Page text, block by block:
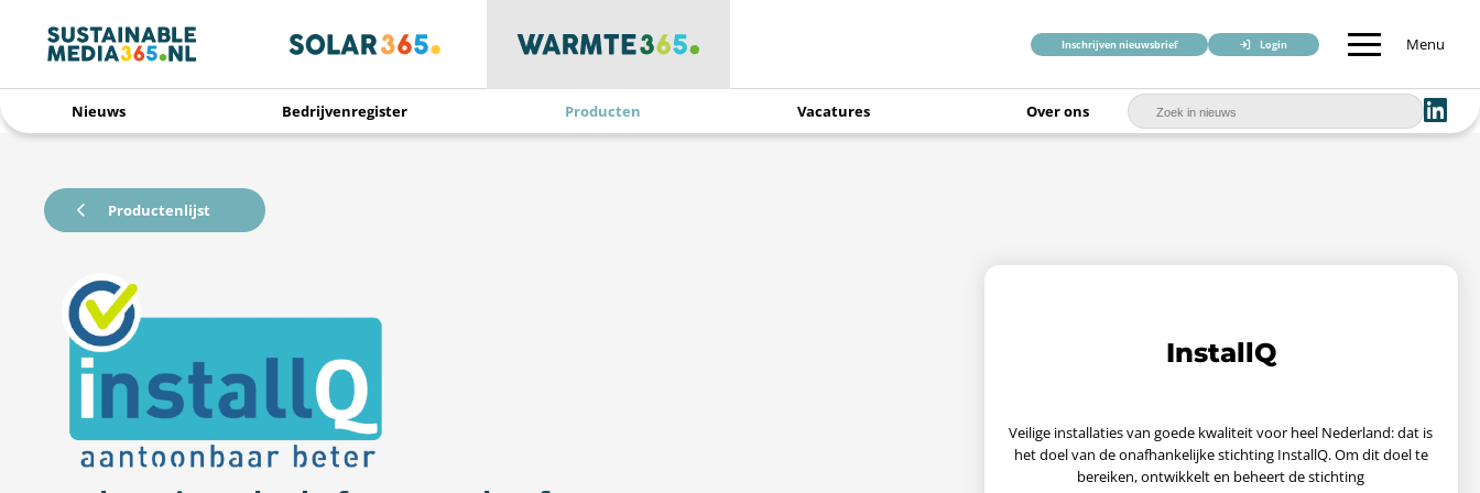
Inschrijven nieuwsbrief Login Menu
Nieuws Bedrijvenregister Producten Vacatures Over ons
InstallQ
Veilige installaties van goede kwaliteit voor heel Nederland: dat is
het doel van de onafhankelijke stichting InstallQ. Om dit doel te
bereiken, ontwikkelt en beheert de stichting
Productenlijst